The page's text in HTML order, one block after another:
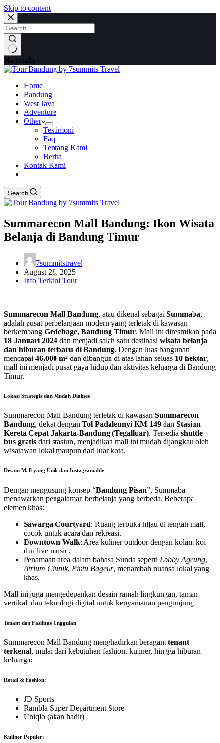
Skip to content
No results
Home
Bandung
West Java
Adventure
Other
Testimoni
Faq
Tentang Kami
Berita
Kontak Kami
Search
Summarecon Mall Bandung: Ikon Wisata
Belanja di Bandung Timur
7summitstravel
August 28, 2025
Info Terkini Tour
Summarecon Mall Bandung, atau dikenal sebagai Summaba,
adalah pusat perbelanjaan modern yang terletak di kawasan
berkembang Gedebage, Bandung Timur. Mall ini diresmikan pada
18 Januari 2024 dan menjadi salah satu destinasi wisata belanja
dan hiburan terbaru di Bandung. Dengan luas bangunan
mencapai 46.000 m² dan dibangun di atas lahan seluas 10 hektar,
mall ini menjadi pusat gaya hidup dan aktivitas keluarga di Bandung
Timur.
Lokasi Strategis dan Mudah Diakses
Summarecon Mall Bandung terletak di kawasan Summarecon
Bandung, dekat dengan Tol Padaleunyi KM 149 dan Stasiun
Kereta Cepat Jakarta-Bandung (Tegalluar). Tersedia shuttle
bus gratis dari stasiun, menjadikan mall ini mudah dijangkau oleh
wisatawan lokal maupun dari luar kota.
Desain Mall yang Unik dan Instagramable
Dengan mengusung konsep “Bandung Pisan”, Summaba
menawarkan pengalaman berbelanja yang berbeda. Beberapa
elemen khas:
Sawarga Courtyard: Ruang terbuka hijau di tengah mall,
cocok untuk acara dan rekreasi.
Downtown Walk: Area kuliner outdoor dengan kolam koi
dan live music.
Penamaan area dalam bahasa Sunda seperti Lobby Ageung,
Atrium Ciunik, Pintu Bageur, menambah nuansa lokal yang
khas.
Mall ini juga mengedepankan desain ramah lingkungan, taman
vertikal, dan teknologi digital untuk kenyamanan pengunjung.
Tenant dan Fasilitas Unggulan
Summarecon Mall Bandung menghadirkan beragam tenant
terkenal, mulai dari kebutuhan fashion, kuliner, hingga hiburan
keluarga:
Retail & Fashion:
JD Sports
Rambla Super Department Store
Uniqlo (akan hadir)
Kuliner Populer: